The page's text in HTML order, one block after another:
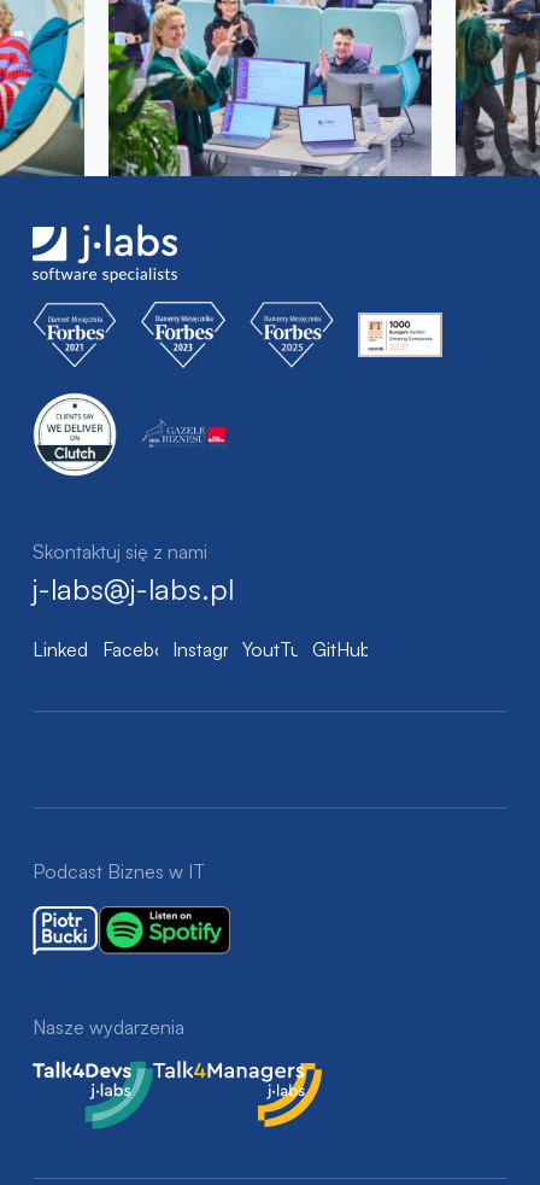
Skontaktuj się z nami
j-labs@j-labs.pl
LinkedIn FacebookInstagramYoutTubeGitHub
Podcast Biznes w IT
Nasze wydarzenia
Talk4Devs
Talk4Managers